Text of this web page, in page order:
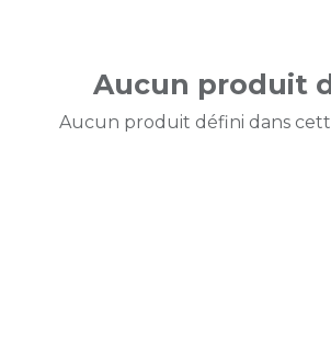
Aucun produit
Aucun produit défini dans